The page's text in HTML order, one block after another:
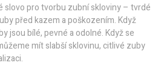
slovo pro tvorbu zubní skloviny – tvrdé
před kazem a poškozením. Když
jsou bílé, pevné a odolné. Když se
mít slabší sklovinu, citlivé zuby